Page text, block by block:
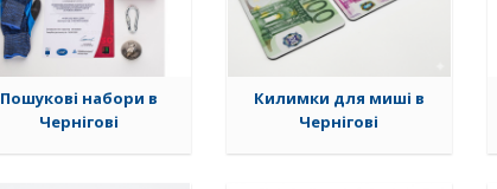
Пошукові набори в
Чернігові
Килимки для миші в
Чернігові